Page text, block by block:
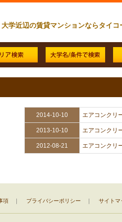
大学近辺の賃貸マンションならタイコ
2014-10-10 エアコンクリ
2013-10-10 エアコンクリ
2012-08-21 エアコンクリ
項 ｜ プライバシーポリシー ｜ サイトマ